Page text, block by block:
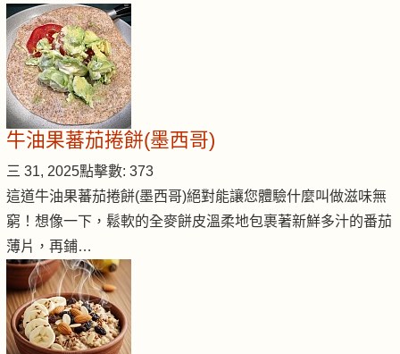
牛油果蕃茄捲餅(墨西哥)
三 31, 2025點擊數: 373
這道牛油果蕃茄捲餅(墨西哥)絕對能讓您體驗什麼叫做滋味無
窮！想像一下，鬆軟的全麥餅皮溫柔地包裹著新鮮多汁的番茄
薄片，再鋪…